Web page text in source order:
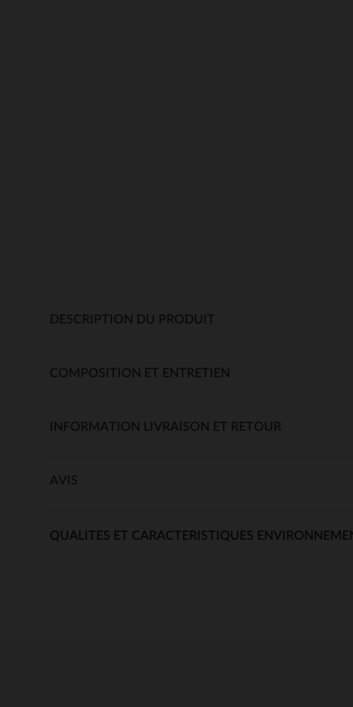
DESCRIPTION DU PRODUIT
COMPOSITION ET ENTRETIEN
INFORMATION LIVRAISON ET RETOUR
AVIS
QUALITES ET CARACTERISTIQUES